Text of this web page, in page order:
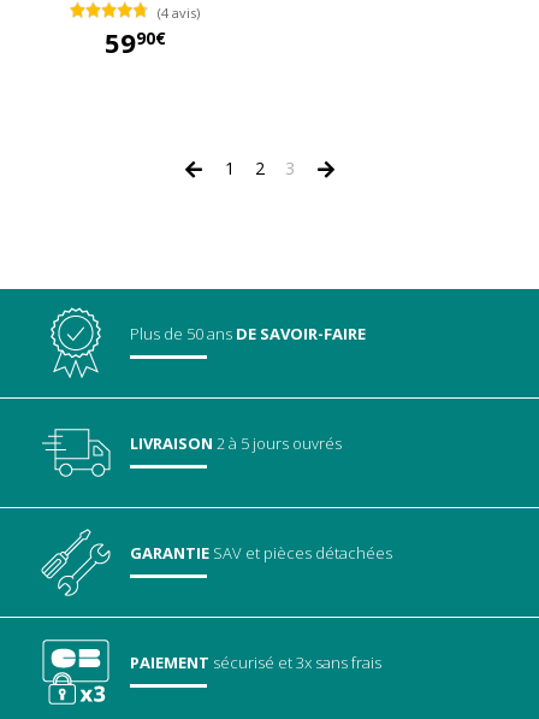
(4 avis)
5990€
1 2 3
Plus de 50 ans DE SAVOIR-FAIRE
LIVRAISON 2 à 5 jours ouvrés
GARANTIE SAV et pièces détachées
PAIEMENT sécurisé et 3x sans frais